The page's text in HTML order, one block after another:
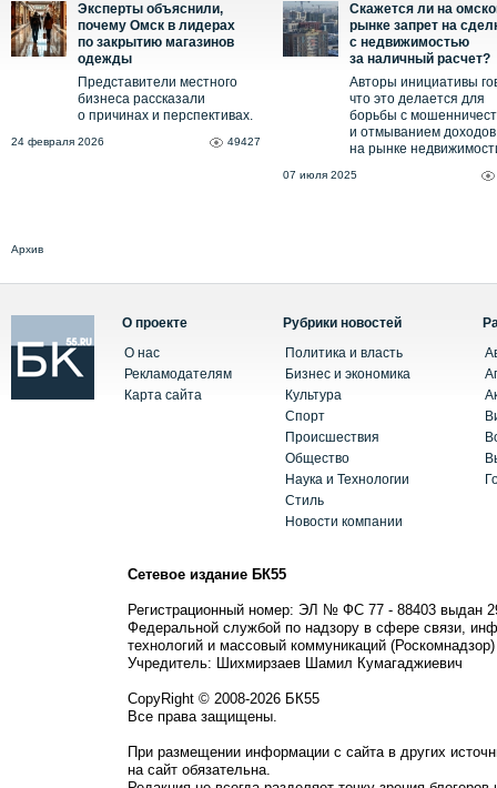
Эксперты объяснили,
почему Омск в лидерах
по закрытию магазинов
одежды
Представители местного
бизнеса рассказали
о причинах и перспективах.
24 февраля 2026 49427
Скажется ли на
рынке запрет на
с недвижимостью
за наличный расчет?
Авторы инициативы
что это делается для
борьбы с
и отмыванием доходов
на рынке
07 июля 2025
Архив
О проекте
О нас
Рекламодателям
Карта сайта
Рубрики новостей
Политика и власть
Бизнес и экономика
Культура
Спорт
Происшествия
Общество
Наука и Технологии
Стиль
Новости компании
Сетевое издание БК55
Регистрационный номер: ЭЛ № ФС 77 - 88403 выдан
Федеральной службой по надзору в сфере связи,
технологий и массовый коммуникаций (Роскомнадзор)
Учредитель: Шихмирзаев Шамил Кумагаджиевич
CopyRight © 2008-2026 БК55
Все права защищены.
При размещении информации с сайта в других
на сайт обязательна.